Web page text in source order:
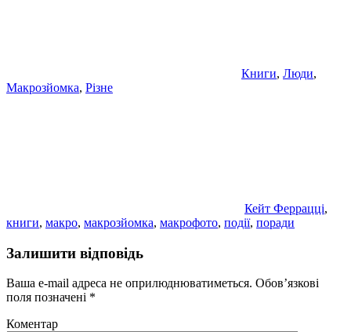
Книги, Люди,
Макрозйомка, Різне
Кейт Феррацці,
книги, макро, макрозйомка, макрофото, події, поради
Залишити відповідь
Ваша e-mail адреса не оприлюднюватиметься. Обов’язкові
поля позначені *
Коментар